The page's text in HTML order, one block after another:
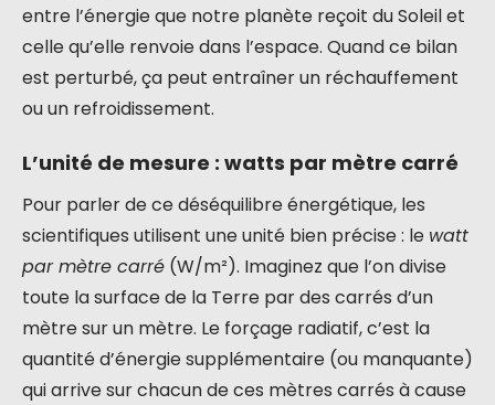
entre l’énergie que notre planète reçoit du Soleil et
celle qu’elle renvoie dans l’espace. Quand ce bilan
est perturbé, ça peut entraîner un réchauffement
ou un refroidissement.
L’unité de mesure : watts par mètre carré
Pour parler de ce déséquilibre énergétique, les
scientifiques utilisent une unité bien précise : le watt
par mètre carré (W/m²). Imaginez que l’on divise
toute la surface de la Terre par des carrés d’un
mètre sur un mètre. Le forçage radiatif, c’est la
quantité d’énergie supplémentaire (ou manquante)
qui arrive sur chacun de ces mètres carrés à cause